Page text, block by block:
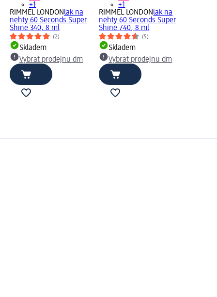
+1
RIMMEL LONDONlak na
nehty 60 Seconds Super
Shine 340, 8 ml
(2)
Skladem
Vybrat prodejnu dm
+1
RIMMEL LONDONlak na
nehty 60 Seconds Super
Shine 740, 8 ml
(5)
Skladem
Vybrat prodejnu dm